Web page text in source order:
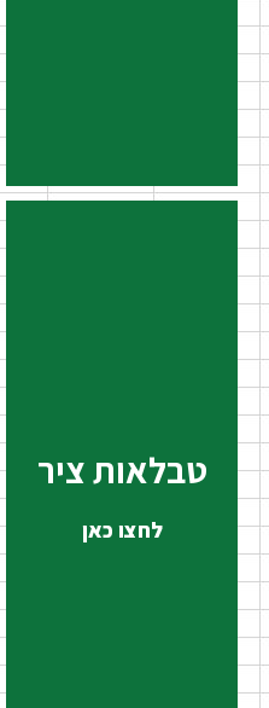
טבלאות ציר
לחצו כאן